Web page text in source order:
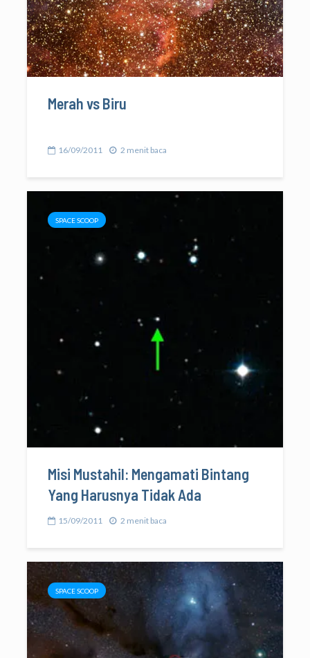
Merah vs Biru
16/09/2011 2 menit baca
SPACE SCOOP
Misi Mustahil: Mengamati Bintang
Yang Harusnya Tidak Ada
15/09/2011 2 menit baca
SPACE SCOOP